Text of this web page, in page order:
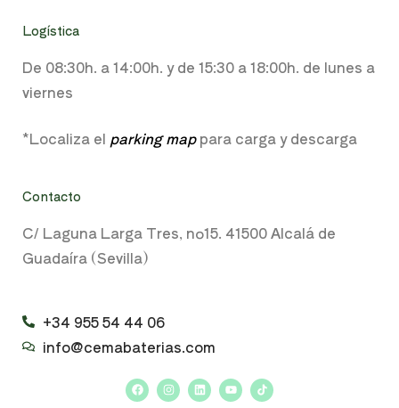
Logística
De 08:30h. a14:00h. y de 15:30 a 18:00h. de lunes a
viernes
*Localiza el parking map para carga y descarga
Contacto
C/ Laguna Larga Tres, nº15. 41500 Alcalá de
Guadaíra (Sevilla)
+34 955 54 44 06
info@cemabaterias.com